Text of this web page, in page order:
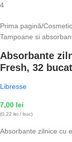
Prima pagină/
Tampoane si
Absorbante
Fresh, 32
Libresse
7,00 lei
(0,22 lei / buc)
Absorbante zilnice cu